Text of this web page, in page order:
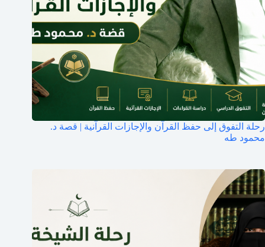
رحلة التفوق إلى حفظ القرآن والإجازات القرآنية | قصة د.
محمود طه